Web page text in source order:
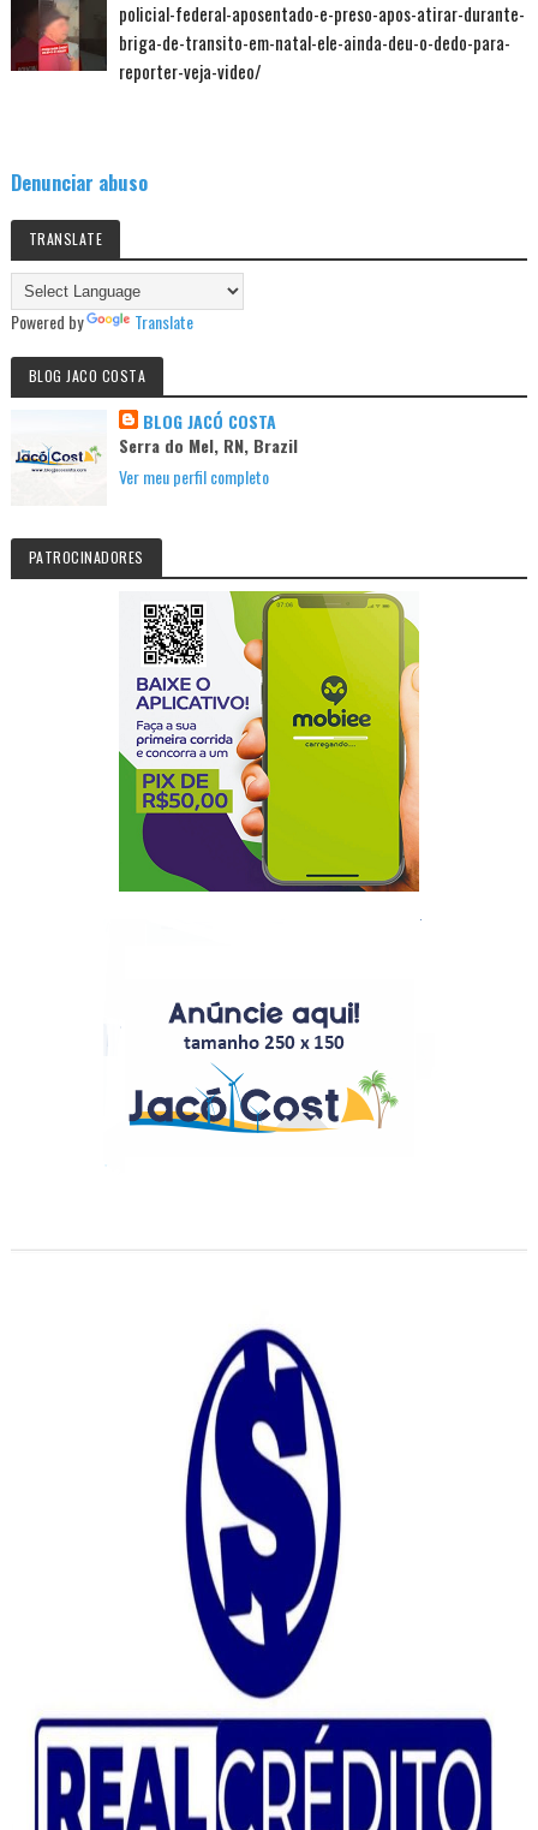
policial-federal-aposentado-e-preso-apos-atirar-durante-
briga-de-transito-em-natal-ele-ainda-deu-o-dedo-para-
reporter-veja-video/
Denunciar abuso
TRANSLATE
Powered by Translate
BLOG JACO COSTA
BLOG JACÓ COSTA
Serra do Mel, RN, Brazil
Ver meu perfil completo
PATROCINADORES